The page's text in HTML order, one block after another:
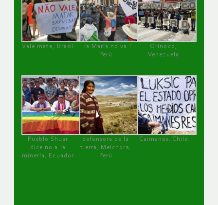
Vale mata, Brasil
Tía María no va !
Perú
Orinoco,
Venezuela
Pueblo Shuar
dice no a la
minería, Ecuador
defensora de la
tierra, Melchora,
Perú
Caimanes, Chile